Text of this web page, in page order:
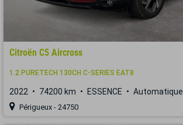
Citroën C5 Aircross
1.2 PURETECH 130CH C-SERIES EAT8
2022 74200 km ESSENCE Automatique
Périgueux - 24750